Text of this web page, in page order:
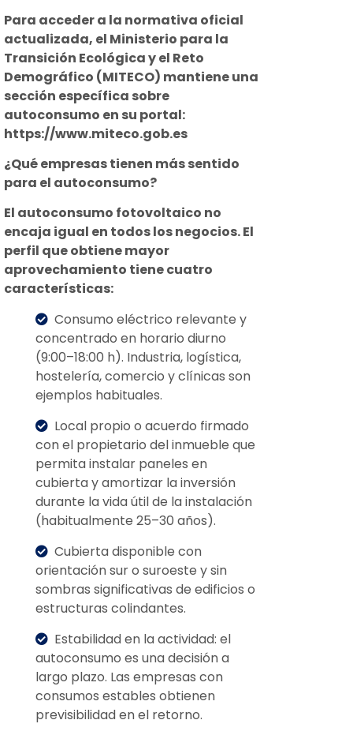
Para acceder a la normativa oficial
actualizada, el Ministerio para la
Transición Ecológica y el Reto
Demográfico (MITECO) mantiene una
sección específica sobre
autoconsumo en su portal:
https://www.miteco.gob.es
¿Qué empresas tienen más sentido
para el autoconsumo?
El autoconsumo fotovoltaico no
encaja igual en todos los negocios. El
perfil que obtiene mayor
aprovechamiento tiene cuatro
características:
Consumo eléctrico relevante y
concentrado en horario diurno
(9:00–18:00 h). Industria, logística,
hostelería, comercio y clínicas son
ejemplos habituales.
Local propio o acuerdo firmado
con el propietario del inmueble que
permita instalar paneles en
cubierta y amortizar la inversión
durante la vida útil de la instalación
(habitualmente 25–30 años).
Cubierta disponible con
orientación sur o suroeste y sin
sombras significativas de edificios o
estructuras colindantes.
Estabilidad en la actividad: el
autoconsumo es una decisión a
largo plazo. Las empresas con
consumos estables obtienen
previsibilidad en el retorno.